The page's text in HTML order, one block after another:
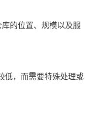
的位置、规模以及服
低，而需要特殊处理或